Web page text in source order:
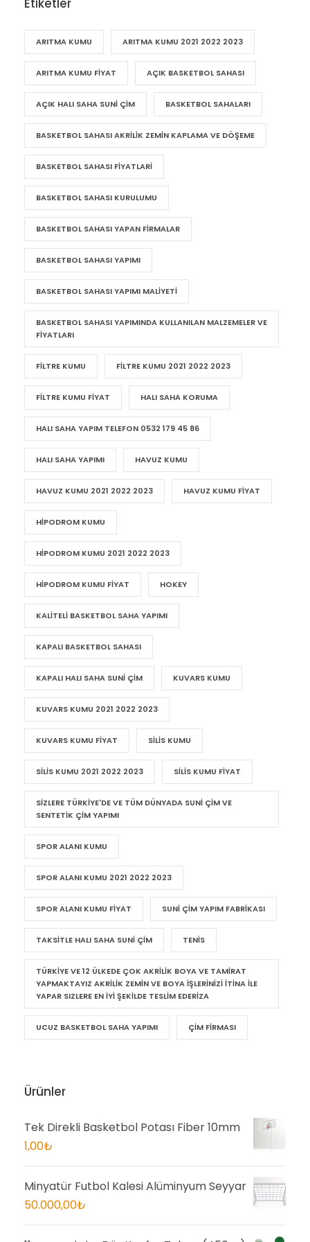
Etiketler
ARITMA KUMU ARITMA KUMU 2021 2022 2023
ARITMA KUMU FIYAT AÇIK BASKETBOL SAHASI
AÇIK HALI SAHA SUNI ÇIM BASKETBOL SAHALARI
BASKETBOL SAHASI AKRILIK ZEMIN KAPLAMA VE DÖŞEME
BASKETBOL SAHASI FIYATLARI
BASKETBOL SAHASI KURULUMU
BASKETBOL SAHASI YAPAN FIRMALAR
BASKETBOL SAHASI YAPIMI
BASKETBOL SAHASI YAPIMI MALIYETI
BASKETBOL SAHASI YAPIMINDA KULLANILAN MALZEMELER VE
FIYATLARI
FILTRE KUMU FILTRE KUMU 2021 2022 2023
FILTRE KUMU FIYAT HALI SAHA KORUMA
HALI SAHA YAPIM TELEFON 0532 179 45 86
HALI SAHA YAPIMI HAVUZ KUMU
HAVUZ KUMU 2021 2022 2023 HAVUZ KUMU FIYAT
HIPODROM KUMU
HIPODROM KUMU 2021 2022 2023
HIPODROM KUMU FIYAT HOKEY
KALITELI BASKETBOL SAHA YAPIMI
KAPALI BASKETBOL SAHASI
KAPALI HALI SAHA SUNI ÇIM KUVARS KUMU
KUVARS KUMU 2021 2022 2023
KUVARS KUMU FIYAT SILIS KUMU
SILIS KUMU 2021 2022 2023 SILIS KUMU FIYAT
SIZLERE TÜRKIYE'DE VE TÜM DÜNYADA SUNI ÇIM VE
SENTETIK ÇIM YAPIMI
SPOR ALANI KUMU
SPOR ALANI KUMU 2021 2022 2023
SPOR ALANI KUMU FIYAT SUNI ÇIM YAPIM FABRIKASI
TAKSITLE HALI SAHA SUNI ÇIM TENIS
TÜRKIYE VE 12 ÜLKEDE ÇOK AKRILIK BOYA VE TAMIRAT
YAPMAKTAYIZ AKRILIK ZEMIN VE BOYA IŞLERINIZI ITINA ILE
YAPAR SIZLERE EN IYI ŞEKILDE TESLIM EDERIZA
UCUZ BASKETBOL SAHA YAPIMI ÇIM FIRMASI
Ürünler
Tek Direkli Basketbol Potası Fiber 10mm
1,00₺
Minyatür Futbol Kalesi Alüminyum Seyyar
50.000,00₺